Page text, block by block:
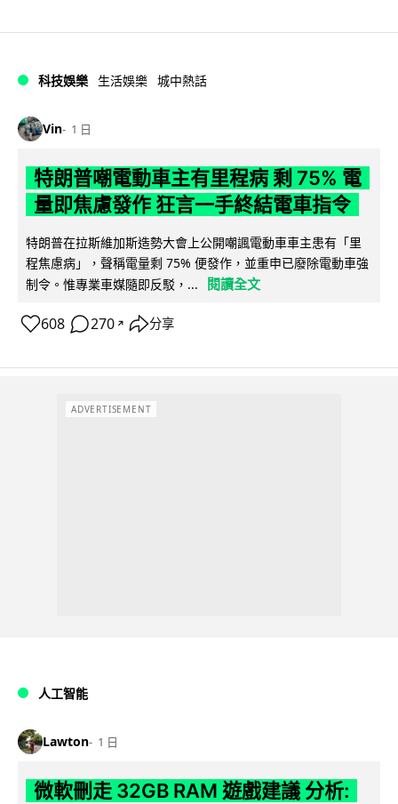
科技娛樂 生活娛樂 城中熱話
Vin 1 日
特朗普嘲電動車主有里程病 剩 75% 電
量即焦慮發作 狂言一手終結電車指令
特朗普在拉斯維加斯造勢大會上公開嘲諷電動車車主患有「里
程焦慮病」，聲稱電量剩 75% 便發作，並重申已廢除電動車強
制令。惟專業車媒隨即反駁，...
閱讀全文
608 270 ↗ 分享
ADVERTISEMENT
人工智能
Lawton 1 日
微軟刪走 32GB RAM 遊戲建議 分析: